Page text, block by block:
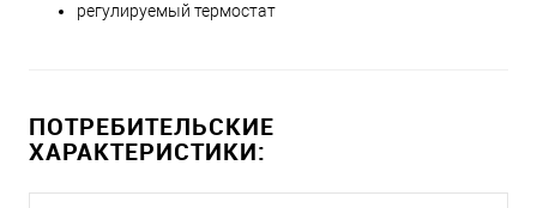
регулируемый термостат
ПОТРЕБИТЕЛЬСКИЕ
ХАРАКТЕРИСТИКИ: